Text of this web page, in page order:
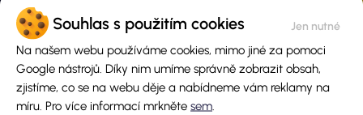
Souhlas s použitím cookies
Na našem webu používáme cookies, mimo jiné za pomoci
Google nástrojů. Díky nim umíme správně zobrazit obsah,
zjistíme, co se na webu děje a nabídneme vám reklamy na
míru. Pro více informací mrkněte sem
Letní Lucky Boxy:
Každý den nový
bonus u
LuckyBetu!
Jak by vypadal
tvůj rok s 365
tisíci navíc?
Aneb jak se mají
výherci Mini
Free
bonusy
2026